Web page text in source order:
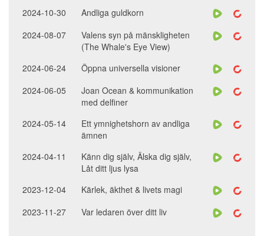
2024-10-30
Andliga guldkorn
2024-08-07
Valens syn på mänskligheten
(The Whale's Eye View)
2024-06-24
Öppna universella visioner
2024-06-05
Joan Ocean & kommunikation
med delfiner
2024-05-14
Ett ymnighetshorn av andliga
ämnen
2024-04-11
Känn dig själv, Älska dig själv,
Låt ditt ljus lysa
2023-12-04
Kärlek, äkthet & livets magi
2023-11-27
Var ledaren över ditt liv